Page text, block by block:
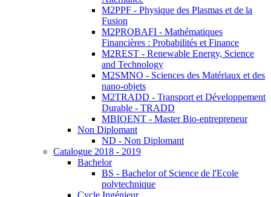
M2PPF - Physique des Plasmas et de la
Fusion
M2PROBAFI - Mathématiques
Financières : Probabilités et Finance
M2REST - Renewable Energy, Science
and Technology
M2SMNO - Sciences des Matériaux et des
nano-objets
M2TRADD - Transport et Développement
Durable - TRADD
MBIOENT - Master Bio-entrepreneur
Non Diplomant
ND - Non Diplomant
Catalogue 2018 - 2019
Bachelor
BS - Bachelor of Science de l'Ecole
polytechnique
Cycle Ingénieur